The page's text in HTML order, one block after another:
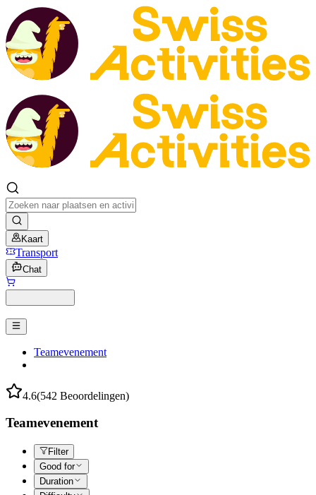
Kaart
Transport
Chat
Teamevenement
4.6(542 Beoordelingen)
Teamevenement
Filter
Good for
Duration